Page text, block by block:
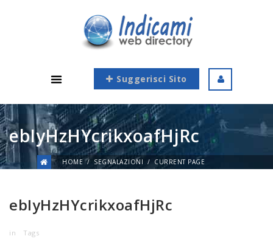
Suggerisci Sito
ebIyHzHYcrikxoafHjRc
HOME SEGNALAZIONI CURRENT PAGE
ebIyHzHYcrikxoafHjRc
in Tags